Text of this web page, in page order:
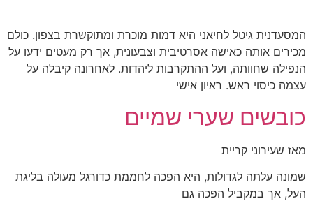
המסעדנית גיטל לחיאני היא דמות מוכרת ומתוקשרת בצפון. כולם
מכירים אותה כאישה אסרטיבית וצבעונית, אך רק מעטים ידעו על
הנפילה שחוותה, ועל ההתקרבות ליהדות. לאחרונה קיבלה על
עצמה כיסוי ראש. ראיון אישי
כובשים שערי שמיים
מאז שעירוני קריית
שמונה עלתה לגדולות, היא הפכה לחממת כדורגל מעולה בליגת
העל, אך במקביל הפכה גם